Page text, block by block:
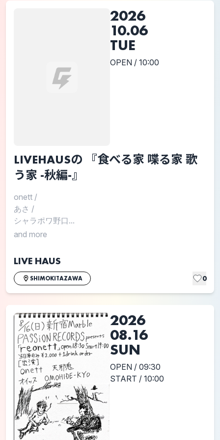
2026
10.06
TUE
OPEN / 10:00
LIVEHAUSの 『食べる家 喋る家 歌
う家 -秋編-』
onett /
あさ /
シャラポワ野口...
and more
LIVE HAUS
SHIMOKITAZAWA 0
2026
08.16
SUN
OPEN / 09:30
START / 10:00